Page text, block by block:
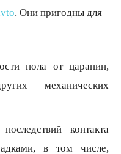
. Они пригодны для
пола от царапин,
механических
контакта
в том числе,